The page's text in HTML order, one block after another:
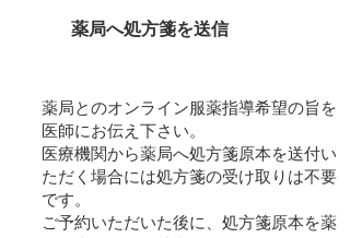
薬局へ処方箋を送信
薬局とのオンライン服薬指導希望の旨を
医師にお伝え下さい。
医療機関から薬局へ処方箋原本を送付い
ただく場合には処方箋の受け取りは不要
です。
ご予約いただいた後に、処方箋原本を薬